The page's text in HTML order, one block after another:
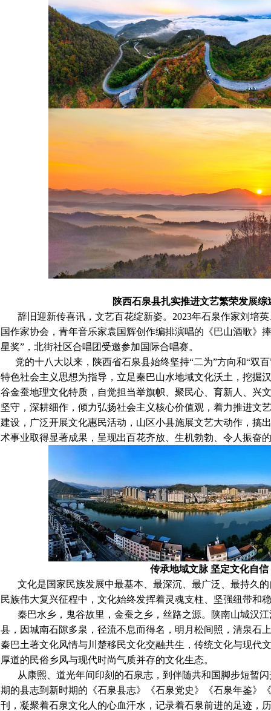
陕西石泉县扎实推进文艺繁荣发展综
辞旧迎新传喜讯，文艺百花绽新姿。2023年石泉作家刘培英
国作家协会，青年音乐家袁国辉创作编排演唱的《巴山酒歌》
星奖”，北街社区合唱团受邀参加国际合唱赛。
党的十八大以来，陕西省石泉县始终坚持“二为”方向和“双
特色社会主义思想为指导，立足秦巴山水地域文化沃土，挖掘
谷金蚕地理文化特质，自觉担当举旗帜、聚民心、育新人、兴
坚守，深耕细作，倾力弘扬社会主义核心价值观，着力推进文
建设，广泛开展文化惠民活动，山区小县施展文艺大动作，搞
术事业取得显著成果，呈现出百花齐放、生机勃勃、令人振奋
传承地域文脉 坚定文化自信
文化是国家民族发展中最基本、最深沉、最广泛、最持久的
民族伟大复兴征程中，文化始终发挥着灵魂支柱、坚强纽带和
秦巴水乡，鬼谷故里，金蚕之乡，丝路之源。陕南山城汉江
县，因城南石隙多泉，径流不息而得名，明月松间照，清泉石
秦巴土著文化风情与川楚移民文化交融共生，传统文化与现代
厚道的民俗乡风与现代时尚气质并存的文化生态。
从康熙、道光年间印刻的石泉志，到伴随共和国脚步短暂闪
期的县志到新时期的《石泉县志》《石泉党史》《石泉年鉴》
刊，凝聚着石泉文化人的心血汗水，记录着石泉前进的足迹，